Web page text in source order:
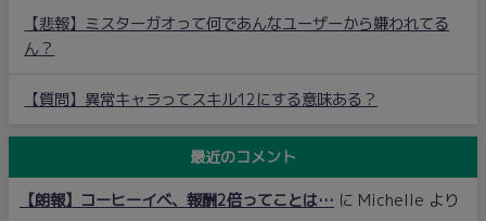
【悲報】ミスターガオって何であんなユーザーから嫌われてる
ん？
【質問】異常キャラってスキル12にする意味ある？
最近のコメント
【朗報】コーヒーイベ、報酬2倍ってことは… に Michelle より